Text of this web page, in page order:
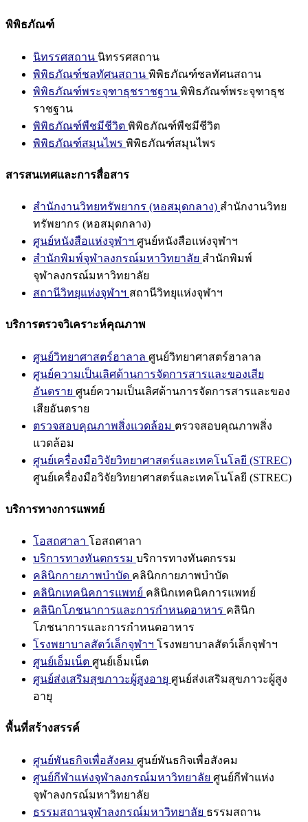
พิพิธภัณฑ์
นิทรรศสถาน นิทรรศสถาน
พิพิธภัณฑ์ชลทัศนสถาน พิพิธภัณฑ์ชลทัศนสถาน
พิพิธภัณฑ์พระจุฑาธุชราชฐาน พิพิธภัณฑ์พระจุฑาธุช
ราชฐาน
พิพิธภัณฑ์พืชมีชีวิต พิพิธภัณฑ์พืชมีชีวิต
พิพิธภัณฑ์สมุนไพร พิพิธภัณฑ์สมุนไพร
สารสนเทศและการสื่อสาร
สำนักงานวิทยทรัพยากร (หอสมุดกลาง) สำนักงานวิทย
ทรัพยากร (หอสมุดกลาง)
ศูนย์หนังสือแห่งจุฬาฯ ศูนย์หนังสือแห่งจุฬาฯ
สำนักพิมพ์จุฬาลงกรณ์มหาวิทยาลัย สำนักพิมพ์
จุฬาลงกรณ์มหาวิทยาลัย
สถานีวิทยุแห่งจุฬาฯ สถานีวิทยุแห่งจุฬาฯ
บริการตรวจวิเคราะห์คุณภาพ
ศูนย์วิทยาศาสตร์ฮาลาล ศูนย์วิทยาศาสตร์ฮาลาล
ศูนย์ความเป็นเลิศด้านการจัดการสารและของเสีย
อันตราย ศูนย์ความเป็นเลิศด้านการจัดการสารและของ
เสียอันตราย
ตรวจสอบคุณภาพสิ่งแวดล้อม ตรวจสอบคุณภาพสิ่ง
แวดล้อม
ศูนย์เครื่องมือวิจัยวิทยาศาสตร์และเทคโนโลยี (STREC)
ศูนย์เครื่องมือวิจัยวิทยาศาสตร์และเทคโนโลยี (STREC)
บริการทางการแพทย์
โอสถศาลา โอสถศาลา
บริการทางทันตกรรม บริการทางทันตกรรม
คลินิกกายภาพบำบัด คลินิกกายภาพบำบัด
คลินิกเทคนิคการแพทย์ คลินิกเทคนิคการแพทย์
คลินิกโภชนาการและการกำหนดอาหาร คลินิก
โภชนาการและการกำหนดอาหาร
โรงพยาบาลสัตว์เล็กจุฬาฯ โรงพยาบาลสัตว์เล็กจุฬาฯ
ศูนย์เอ็มเน็ต ศูนย์เอ็มเน็ต
ศูนย์ส่งเสริมสุขภาวะผู้สูงอายุ ศูนย์ส่งเสริมสุขภาวะผู้สูง
อายุ
พื้นที่สร้างสรรค์
ศูนย์พันธกิจเพื่อสังคม ศูนย์พันธกิจเพื่อสังคม
ศูนย์กีฬาแห่งจุฬาลงกรณ์มหาวิทยาลัย ศูนย์กีฬาแห่ง
จุฬาลงกรณ์มหาวิทยาลัย
ธรรมสถานจุฬาลงกรณ์มหาวิทยาลัย ธรรมสถาน